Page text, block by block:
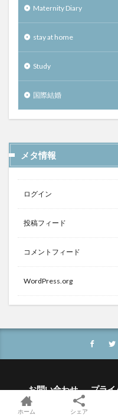
Maternity Diary
stay at home
Study
国際結婚
メタ情報
ログイン
投稿フィード
コメントフィード
WordPress.org
お問い合わせ プライ
©
ホーム シェア